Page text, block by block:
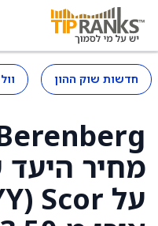
חדשות שוק ההון
מחיר